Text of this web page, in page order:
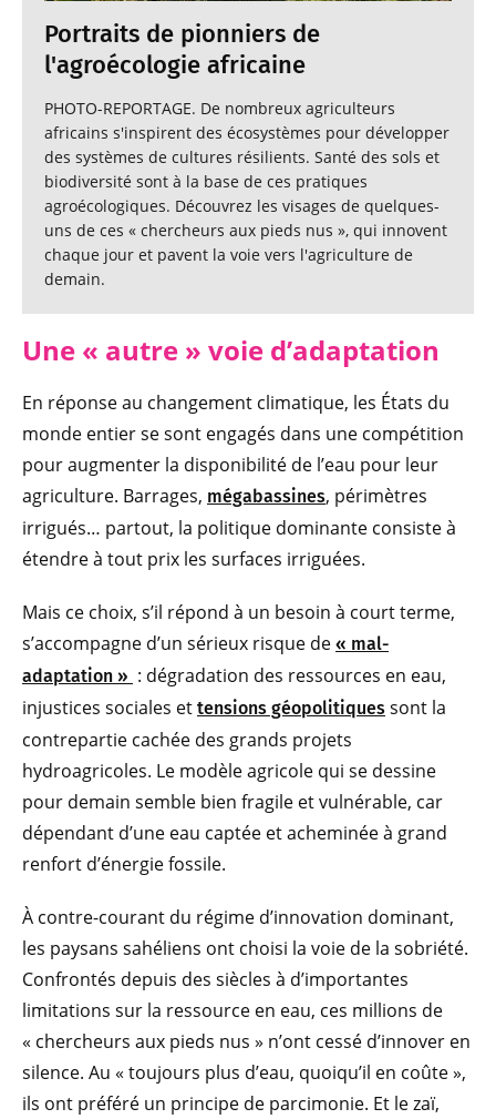
Portraits de pionniers de
l'agroécologie africaine
PHOTO-REPORTAGE. De nombreux agriculteurs
africains s'inspirent des écosystèmes pour développer
des systèmes de cultures résilients. Santé des sols et
biodiversité sont à la base de ces pratiques
agroécologiques. Découvrez les visages de quelques-
uns de ces « chercheurs aux pieds nus », qui innovent
chaque jour et pavent la voie vers l'agriculture de
demain.
Une « autre » voie d’adaptation
En réponse au changement climatique, les États du
monde entier se sont engagés dans une compétition
pour augmenter la disponibilité de l’eau pour leur
agriculture. Barrages, mégabassines, périmètres
irrigués… partout, la politique dominante consiste à
étendre à tout prix les surfaces irriguées.
Mais ce choix, s’il répond à un besoin à court terme,
s’accompagne d’un sérieux risque de « mal-
adaptation » : dégradation des ressources en eau,
injustices sociales et tensions géopolitiques sont la
contrepartie cachée des grands projets
hydroagricoles. Le modèle agricole qui se dessine
pour demain semble bien fragile et vulnérable, car
dépendant d’une eau captée et acheminée à grand
renfort d’énergie fossile.
À contre-courant du régime d’innovation dominant,
les paysans sahéliens ont choisi la voie de la sobriété.
Confrontés depuis des siècles à d’importantes
limitations sur la ressource en eau, ces millions de
« chercheurs aux pieds nus » n’ont cessé d’innover en
silence. Au « toujours plus d’eau, quoiqu’il en coûte »,
ils ont préféré un principe de parcimonie. Et le zaï,